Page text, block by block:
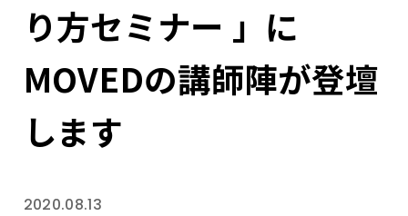
り方セミナー 」に
MOVEDの講師陣が登壇
します
2020.08.13